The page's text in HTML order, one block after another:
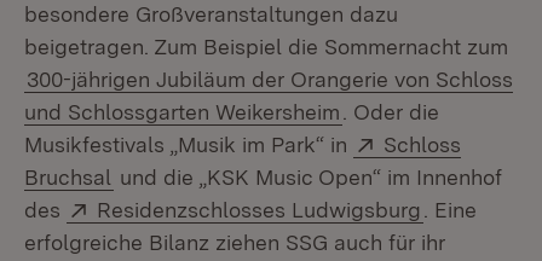
besondere Großveranstaltungen dazu
beigetragen. Zum Beispiel die Sommernacht zum
300-jährigen Jubiläum der Orangerie von Schloss
und Schlossgarten Weikersheim
. Oder die
Musikfestivals „Musik im Park“ in
Extern:
Schloss
Bruchsal (Öffnet in neuem Fenster)
und die „KSK Music Open“ im Innenhof
des
Extern:
Residenzschlosses Ludwigsburg (Öffnet in
. Eine
erfolgreiche Bilanz ziehen SSG auch für ihr